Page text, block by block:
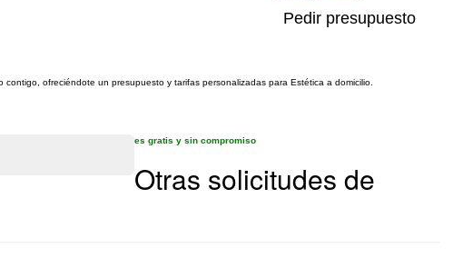
Pedir presupuesto
ofreciéndote un presupuesto y tarifas personalizadas para Estética a domicilio.
es gratis y sin compromiso
Otras solicitudes de